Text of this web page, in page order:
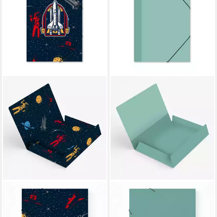
ITENGA
Organisationsmappe itenga
Gummizugmappe
ITENGA
Gummizugmappe